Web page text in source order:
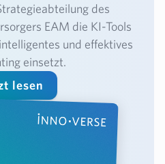
des
EAM die KI-Tools
und effektives
einsetzt.
lesen